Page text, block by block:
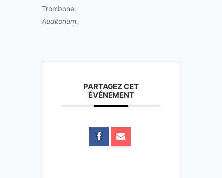
Trombone.
Auditorium.
PARTAGEZ CET
ÉVÉNEMENT